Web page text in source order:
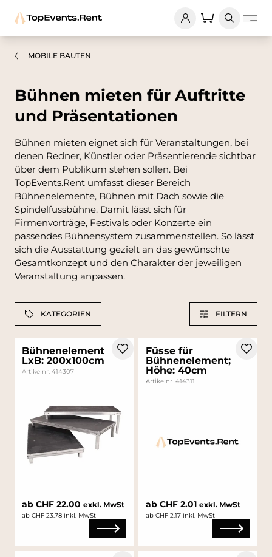
MOBILE BAUTEN
Bühnen mieten für Auftritte
und Präsentationen
Bühnen mieten eignet sich für Veranstaltungen, bei
denen Redner, Künstler oder Präsentierende sichtbar
über dem Publikum stehen sollen. Bei
TopEvents.Rent umfasst dieser Bereich
Bühnenelemente, Bühnen mit Dach sowie die
Spindelfussbühne. Damit lässt sich für
Firmenvorträge, Festivals oder Konzerte ein
passendes Bühnensystem zusammenstellen. So lässt
sich die Ausstattung gezielt an das gewünschte
Gesamtkonzept und den Charakter der jeweiligen
Veranstaltung anpassen.
KATEGORIEN FILTERN
Bühnenelement
LxB: 200x100cm
Artikelnr. 414307
ab CHF 22.00 exkl. MwSt
ab CHF 23.78 inkl. MwSt
Füsse für
Bühnenelement;
Höhe: 40cm
Artikelnr. 414311
ab CHF 2.01 exkl. MwSt
ab CHF 2.17 inkl. MwSt